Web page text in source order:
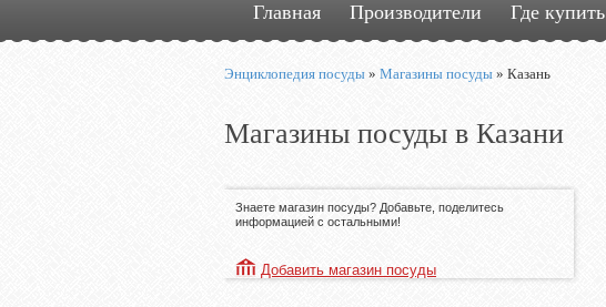
Главная Производители Где купить
Энциклопедия посуды » Магазины посуды » Казань
Магазины посуды в Казани
Знаете магазин посуды? Добавьте, поделитесь
информацией с остальными!
Добавить магазин посуды